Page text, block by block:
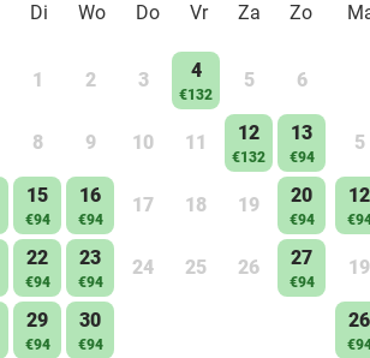
Di Wo Do Vr Za Zo
1 2 3 4
€132
5 6
8 9 10 11 12
€132
13
€94
15
€94
16
€94
17 18 19 20
€94
22
€94
23
€94
24 25 26 27
€94
29
€94
30
€94
5
12
19
26